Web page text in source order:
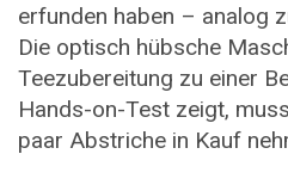
erfunden haben – analog
Die optisch hübsche
Teezubereitung zu einer
Hands-on-Test zeigt,
paar Abstriche in Kauf